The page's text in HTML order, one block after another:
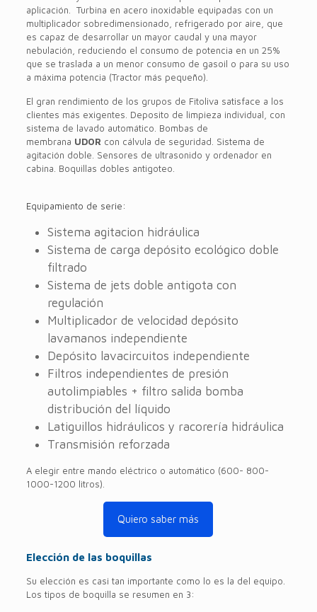
aplicación. Turbina en acero inoxidable equipadas con un
multiplicador sobredimensionado, refrigerado por aire, que
es capaz de desarrollar un mayor caudal y una mayor
nebulación, reduciendo el consumo de potencia en un 25%
que se traslada a un menor consumo de gasoil o para su uso
a máxima potencia (Tractor más pequeño).
El gran rendimiento de los grupos de Fitoliva satisface a los
clientes más exigentes. Deposito de limpieza individual, con
sistema de lavado automático. Bombas de
membrana UDOR con cálvula de seguridad. Sistema de
agitación doble. Sensores de ultrasonido y ordenador en
cabina. Boquillas dobles antigoteo.
Equipamiento de serie:
Sistema agitacion hidráulica
Sistema de carga depósito ecológico doble
filtrado
Sistema de jets doble antigota con
regulación
Multiplicador de velocidad depósito
lavamanos independiente
Depósito lavacircuitos independiente
Filtros independientes de presión
autolimpiables + filtro salida bomba
distribución del líquido
Latiguillos hidráulicos y racorería hidráulica
Transmisión reforzada
A elegir entre mando eléctrico o automático (600- 800-
1000-1200 litros).
Quiero saber más
Elección de las boquillas
Su elección es casi tan importante como lo es la del equipo.
Los tipos de boquilla se resumen en 3: